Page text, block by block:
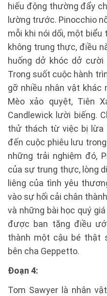
hiếu động thường đẩy
lường trước. Pinocchio
mỗi khi nói dối, một
không trung thực, điều
huống dở khóc dở
Trong suốt cuộc hành
gỡ nhiều nhân vật khác
Mèo xảo quyệt, Tiên
Candlewick lười biếng.
thử thách từ việc bị lừa
đến cuộc phiêu lưu
những trải nghiệm đó,
của sự trung thực, lòng
liêng của tình yêu
vào sự hối cải chân
và những bài học quý
được ban tặng điều
thành một cậu bé thật
bên cha Geppetto.
Đoạn 4:
Tom Sawyer là nhân